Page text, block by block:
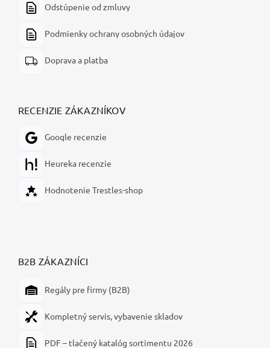
Odstúpenie od zmluvy
Podmienky ochrany osobných údajov
Doprava a platba
RECENZIE ZÁKAZNÍKOV
Google recenzie
Heureka recenzie
Hodnotenie Trestles-shop
B2B ZÁKAZNÍCI
Regály pre firmy (B2B)
Kompletný servis, vybavenie skladov
PDF – tlačený katalóg sortimentu 2026